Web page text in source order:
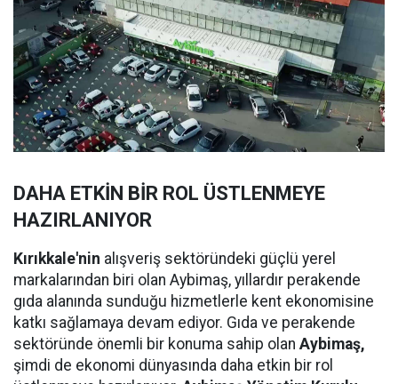
DAHA ETKİN BİR ROL ÜSTLENMEYE
HAZIRLANIYOR
Kırıkkale'nin alışveriş sektöründeki güçlü yerel
markalarından biri olan Aybimaş, yıllardır perakende
gıda alanında sunduğu hizmetlerle kent ekonomisine
katkı sağlamaya devam ediyor. Gıda ve perakende
sektöründe önemli bir konuma sahip olan Aybimaş,
şimdi de ekonomi dünyasında daha etkin bir rol